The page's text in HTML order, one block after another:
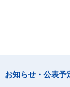
お知らせ・公表予